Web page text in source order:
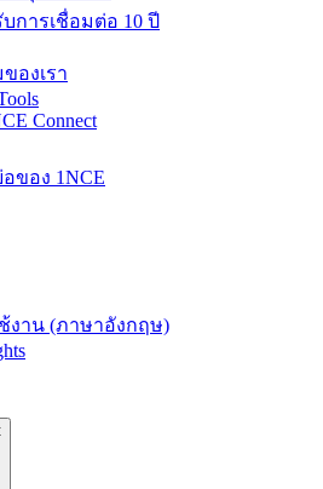
การเชื่อมต่อ 10 ปี
องเรา
Connect
อของ 1NCE
งาน (ภาษาอังกฤษ)